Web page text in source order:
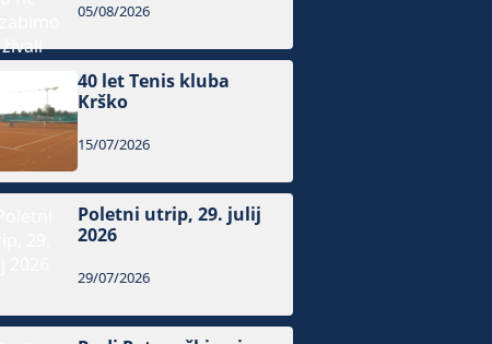
05/08/2026
40 let Tenis kluba
Krško
15/07/2026
Poletni utrip, 29. julij
2026
29/07/2026